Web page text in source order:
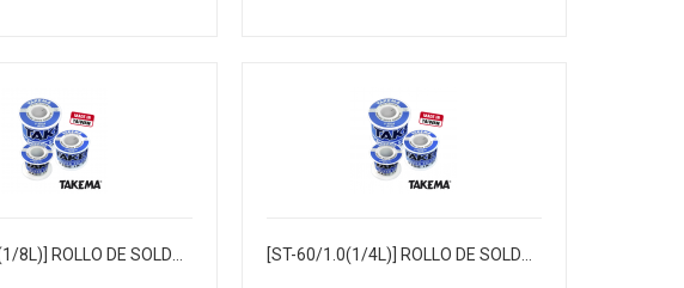
[ST-60/0.8(1/8L)] ROLLO DE SOLDADURA "TAKEMA" 0.8MM 60/40 1/8LIBRA [ST-60/1.0(1/4L)] ROLLO DE SOLDADURA "TAKEMA" 1.0MM 60/40 1/4LIBRA 19MTS,CAJA X120